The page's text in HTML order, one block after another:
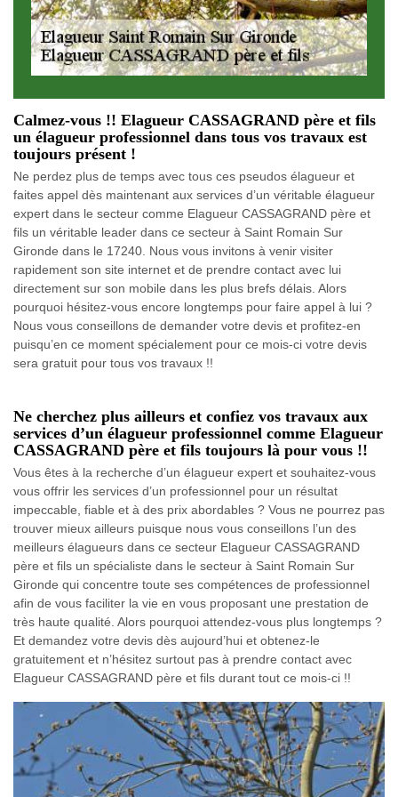
Calmez-vous !! Elagueur CASSAGRAND père et fils
un élagueur professionnel dans tous vos travaux est
toujours présent !
Ne perdez plus de temps avec tous ces pseudos élagueur et
faites appel dès maintenant aux services d’un véritable élagueur
expert dans le secteur comme Elagueur CASSAGRAND père et
fils un véritable leader dans ce secteur à Saint Romain Sur
Gironde dans le 17240. Nous vous invitons à venir visiter
rapidement son site internet et de prendre contact avec lui
directement sur son mobile dans les plus brefs délais. Alors
pourquoi hésitez-vous encore longtemps pour faire appel à lui ?
Nous vous conseillons de demander votre devis et profitez-en
puisqu’en ce moment spécialement pour ce mois-ci votre devis
sera gratuit pour tous vos travaux !!
Ne cherchez plus ailleurs et confiez vos travaux aux
services d’un élagueur professionnel comme Elagueur
CASSAGRAND père et fils toujours là pour vous !!
Vous êtes à la recherche d’un élagueur expert et souhaitez-vous
vous offrir les services d’un professionnel pour un résultat
impeccable, fiable et à des prix abordables ? Vous ne pourrez pas
trouver mieux ailleurs puisque nous vous conseillons l’un des
meilleurs élagueurs dans ce secteur Elagueur CASSAGRAND
père et fils un spécialiste dans le secteur à Saint Romain Sur
Gironde qui concentre toute ses compétences de professionnel
afin de vous faciliter la vie en vous proposant une prestation de
très haute qualité. Alors pourquoi attendez-vous plus longtemps ?
Et demandez votre devis dès aujourd’hui et obtenez-le
gratuitement et n’hésitez surtout pas à prendre contact avec
Elagueur CASSAGRAND père et fils durant tout ce mois-ci !!